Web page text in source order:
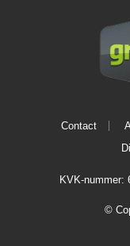
Contact
KVK-nummer:
©